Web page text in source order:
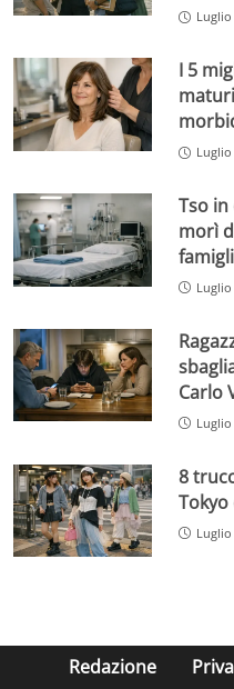
Luglio
I 5
Luglio
Tso
morì
Luglio
Carlo
Luglio
8
Luglio
Redazione